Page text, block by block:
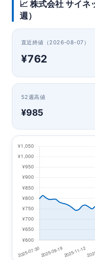
📈 株式会社 サイネ
週）
直近終値（2026-08-07）
¥762
52週高値
¥985